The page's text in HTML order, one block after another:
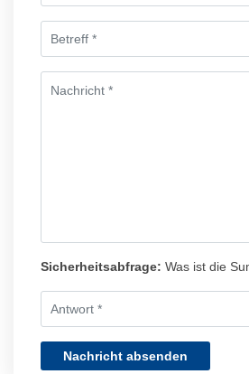
Sicherheitsabfrage: Was ist die
Nachricht absenden